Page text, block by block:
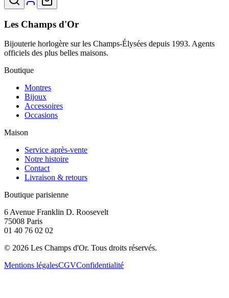
Les Champs d'Or
Bijouterie horlogère sur les Champs-Élysées depuis 1993. Agents
officiels des plus belles maisons.
Boutique
Montres
Bijoux
Accessoires
Occasions
Maison
Service après-vente
Notre histoire
Contact
Livraison & retours
Boutique parisienne
6 Avenue Franklin D. Roosevelt
75008 Paris
01 40 76 02 02
© 2026 Les Champs d'Or. Tous droits réservés.
Mentions légalesCGVConfidentialité